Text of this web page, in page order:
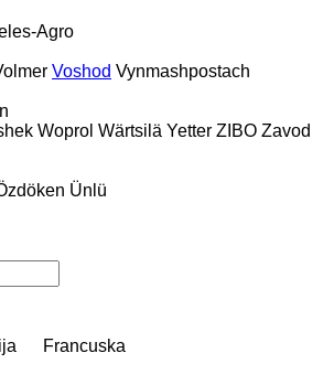
Agro
Voshod Vynmashpostach
Woprol Wärtsilä Yetter ZIBO Zavod
Ünlü
Francuska